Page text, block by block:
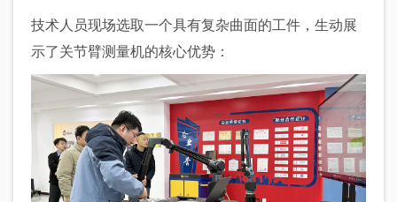
技术人员现场选取一个具有复杂曲面的工件，生动展
示了关节臂测量机的核心优势：